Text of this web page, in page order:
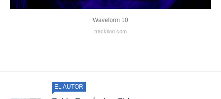
Waveform 10
tracktion.com
EL AUTOR